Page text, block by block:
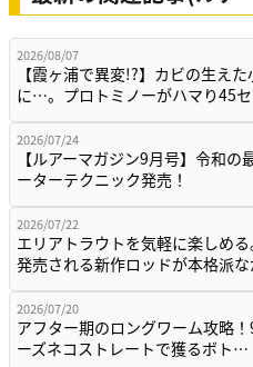
2026/08/07
【霞ヶ浦で異変!?】カビの生え
に…。プロトミノーがハマり45
2026/07/24
【ルアーマガジン9月号】令和の
ーターテクニック発売！
2026/07/22
エリアトラウトを気軽に楽しめ
発売される新作ロッドが本格派
2026/07/20
アフター期のロングワーム攻略
ーズネコストレートで獲るボト…